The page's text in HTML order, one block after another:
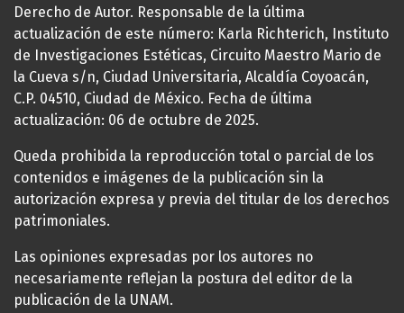
Derecho de Autor. Responsable de la última
actualización de este número: Karla Richterich, Instituto
de Investigaciones Estéticas, Circuito Maestro Mario de
la Cueva s/n, Ciudad Universitaria, Alcaldía Coyoacán,
C.P. 04510, Ciudad de México. Fecha de última
actualización: 06 de octubre de 2025.
Queda prohibida la reproducción total o parcial de los
contenidos e imágenes de la publicación sin la
autorización expresa y previa del titular de los derechos
patrimoniales.
Las opiniones expresadas por los autores no
necesariamente reflejan la postura del editor de la
publicación de la UNAM.